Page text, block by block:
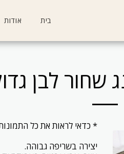
בית אודות
שחור לבן